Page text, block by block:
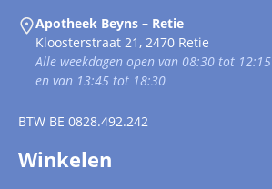
Apotheek Beyns – Retie
Kloosterstraat 21, 2470 Retie
Alle weekdagen open van 08:30 tot 12:15
en van 13:45 tot 18:30
BTW BE 0828.492.242
Winkelen